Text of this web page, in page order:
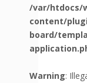
/var/htdocs/
content/
board/
Warning: